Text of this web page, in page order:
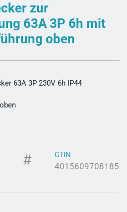
zur
63A 3P 6h mit
oben
63A 3P 230V 6h IP44
GTIN
4015609708185